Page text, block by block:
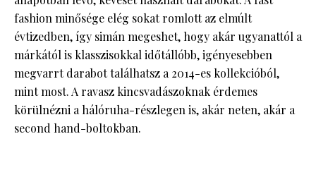
fashion minősége elég sokat romlott az elmúlt
évtizedben, így simán megeshet, hogy akár ugyanattól a
márkától is klasszisokkal időtállóbb, igényesebben
megvarrt darabot találhatsz a 2014-es kollekcióból,
mint most. A ravasz kincsvadászoknak érdemes
körülnézni a hálóruha-részlegen is, akár neten, akár a
second hand-boltokban.